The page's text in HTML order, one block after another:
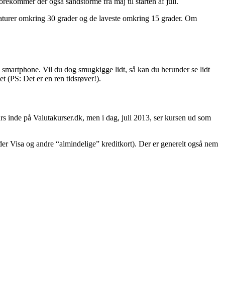
omkring 30 grader og de laveste omkring 15 grader. Om
Vil du dog smugkigge lidt, så kan du herunder se lidt
(PS: Det er en ren tidsrøver!).
inde på Valutakurser.dk, men i dag, juli 2013, ser kursen ud som
Visa og andre “almindelige” kreditkort). Der er generelt også nem